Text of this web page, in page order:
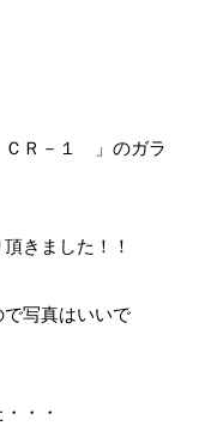
Ｒ－１ 」のガラ
きました！！
写真はいいで
・・